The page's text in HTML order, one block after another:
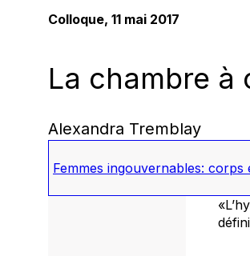
Colloque, 11 mai 2017
La chambre
Alexandra Tremblay
Femmes ingouvernables: